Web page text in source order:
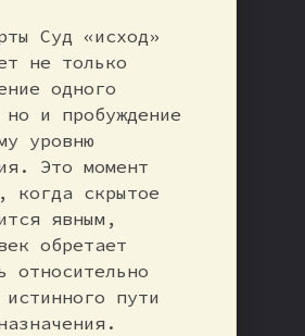
Суд «исход»
не только
одного
и пробуждение
уровню
Это момент
когда скрытое
явным,
обретает
относительно
истинного пути